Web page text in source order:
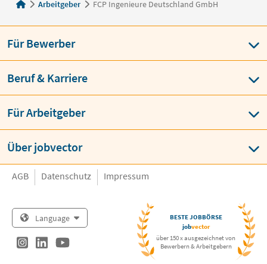
Arbeitgeber FCP Ingenieure Deutschland GmbH
Für Bewerber
Beruf & Karriere
Für Arbeitgeber
Über jobvector
AGB Datenschutz Impressum
Language
BESTE JOBBÖRSE
jobvector
über 150 x ausgezeichnet von
Bewerbern & Arbeitgebern